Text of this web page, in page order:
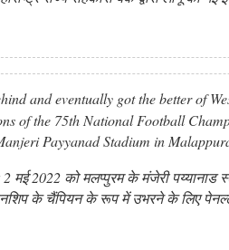
and eventually got the better of
of the 75th National Football
Payyanad Stadium in
2022 को मलप्पुरम के मंजेरी पय्यानाड
के चैंपियन के रूप में उभरने के लिए